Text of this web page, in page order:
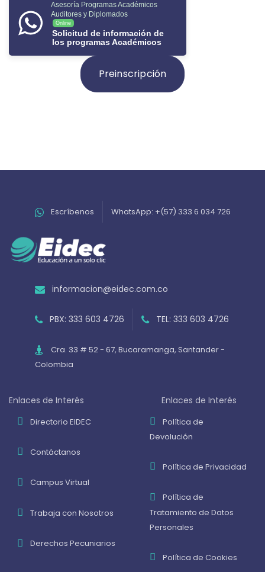
Asesoría Programas Académicos
Auditores y Diplomados
Online
Solicitud de información de
los programas Académicos
Preinscripción
Escríbenos WhatsApp: +(57) 333 6 034 726
informacion@eidec.com.co
PBX: 333 603 4726 TEL: 333 603 4726
Cra. 33 # 52 - 67, Bucaramanga, Santander -
Colombia
Enlaces de Interés
Directorio EIDEC
Contáctanos
Campus Virtual
Trabaja con Nosotros
Derechos Pecuniarios
Enlaces de Interés
Política de
Devolución
Política de Privacidad
Política de
Tratamiento de Datos
Personales
Política de Cookies